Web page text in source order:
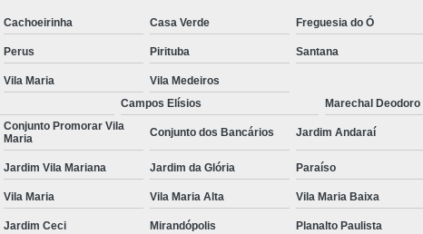
Tratamento
Tratamento de Bipolaridade
Tratamento para Bipolaridade
Tratamento para Pessoa
Tratamento para
Tratamento para
Cachoeirinha Casa Verde Freguesia do Ó
Perus Pirituba Santana
Vila Maria
Vila Medeiros
Campos Elísios Marechal Deodoro
Conjunto Promorar Vila
Maria
Conjunto dos Bancários Jardim Andaraí
Jardim Vila Mariana Jardim da Glória Paraíso
Vila Maria Vila Maria Alta Vila Maria Baixa
Jardim Ceci Mirandópolis Planalto Paulista